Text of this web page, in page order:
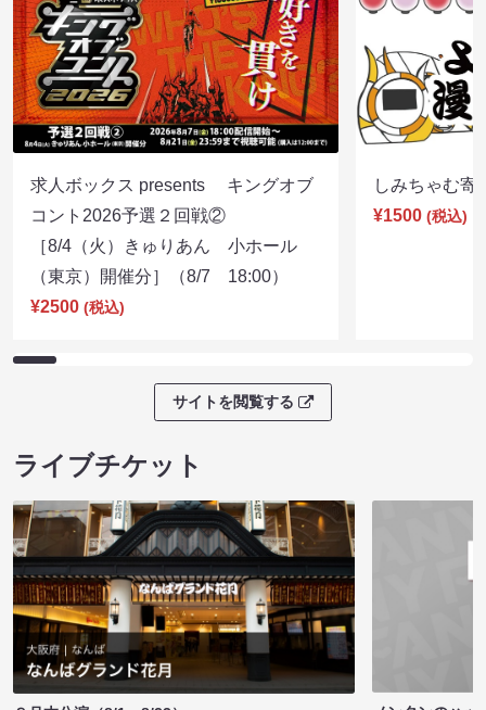
求人ボックス presents キングオブ
コント2026予選２回戦②
［8/4（火）きゅりあん 小ホール
（東京）開催分］（8/7 18:00）
¥2500 (税込)
しみちゃむ
¥1500 (税込)
サイトを閲覧する
ライブチケット